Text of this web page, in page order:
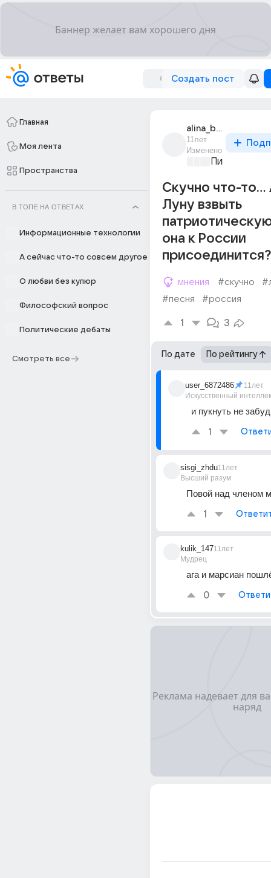
Создать пост
Главная
Моя лента
Пространства
В ТОПЕ НА ОТВЕТАХ
Информационные технологии
А сейчас что-то совсем другое
О любви без купюр
Философский вопрос
Политические дебаты
Смотреть все
alina_basova_49
11лет
Изменено
Пикантно о
Скучно что-то...
Луну взвыть
она к России
присоединится?
мнения #скучно
#песня
#россия
1 3
По дате По рейтингу
user_6872486
Искусственный
11лет
и пукнуть не
1
sisgi_zhdu
Высший разум
11лет
Повой над членом
1
kulik_147
Мудрец
11лет
ага и марсиан
0